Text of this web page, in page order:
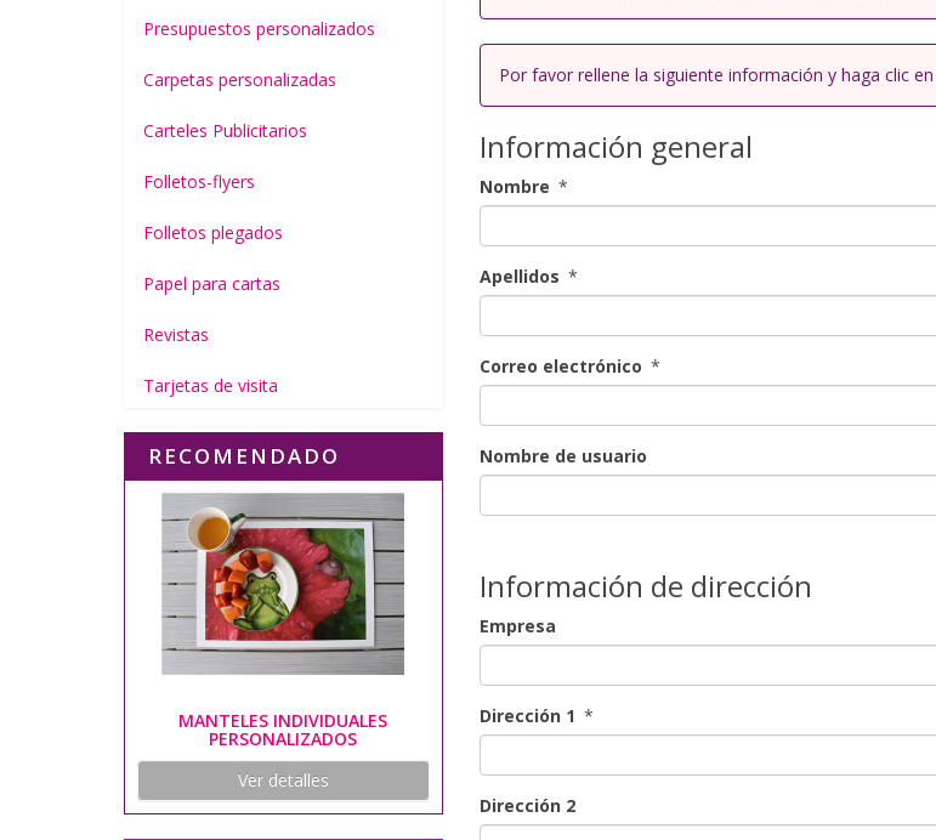
Presupuestos personalizados
Carpetas personalizadas
Carteles Publicitarios
Folletos-flyers
Folletos plegados
Papel para cartas
Revistas
Tarjetas de visita
RECOMENDADO
MANTELES INDIVIDUALES
PERSONALIZADOS
Ver detalles
Por favor rellene la siguiente información y haga clic
Información general
Nombre *
Apellidos *
Correo electrónico *
Nombre de usuario
Información de dirección
Empresa
Dirección 1 *
Dirección 2